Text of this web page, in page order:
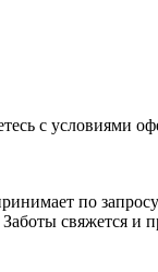
с условиями
по
свяжется и